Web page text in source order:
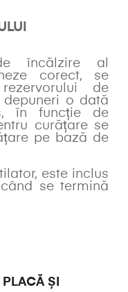
încălzire al
corect, se
de
o dată
în funcție de
curățare se
pe bază de
este inclus
se termină
ȘI